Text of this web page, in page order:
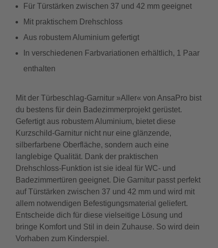
Für Türstärken zwischen 37 und 42 mm geeignet
Mit praktischem Drehschloss
Aus robustem Aluminium gefertigt
In verschiedenen Farbvariationen erhältlich, 1 Paar
enthalten
Mit der Türbeschlag-Garnitur »Aller« von AnsaPro bist
du bestens für dein Badezimmerprojekt gerüstet.
Gefertigt aus robustem Aluminium, bietet diese
Kurzschild-Garnitur nicht nur eine glänzende,
silberfarbene Oberfläche, sondern auch eine
langlebige Qualität. Dank der praktischen
Drehschloss-Funktion ist sie ideal für WC- und
Badezimmertüren geeignet. Die Garnitur passt perfekt
auf Türstärken zwischen 37 und 42 mm und wird mit
allem notwendigen Befestigungsmaterial geliefert.
Entscheide dich für diese vielseitige Lösung und
bringe Komfort und Stil in dein Zuhause. So wird dein
Vorhaben zum Kinderspiel.